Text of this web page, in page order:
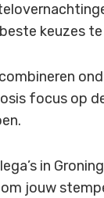
keuzes
focus op
in
jouw